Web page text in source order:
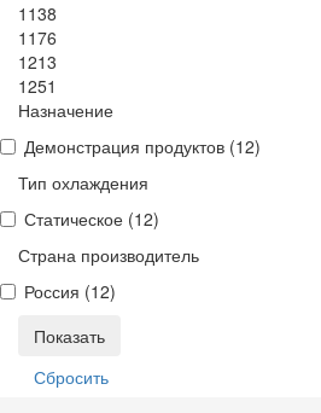
1138
1176
1213
1251
Назначение
Демонстрация продуктов (12)
Тип охлаждения
Статическое (12)
Страна производитель
Россия (12)